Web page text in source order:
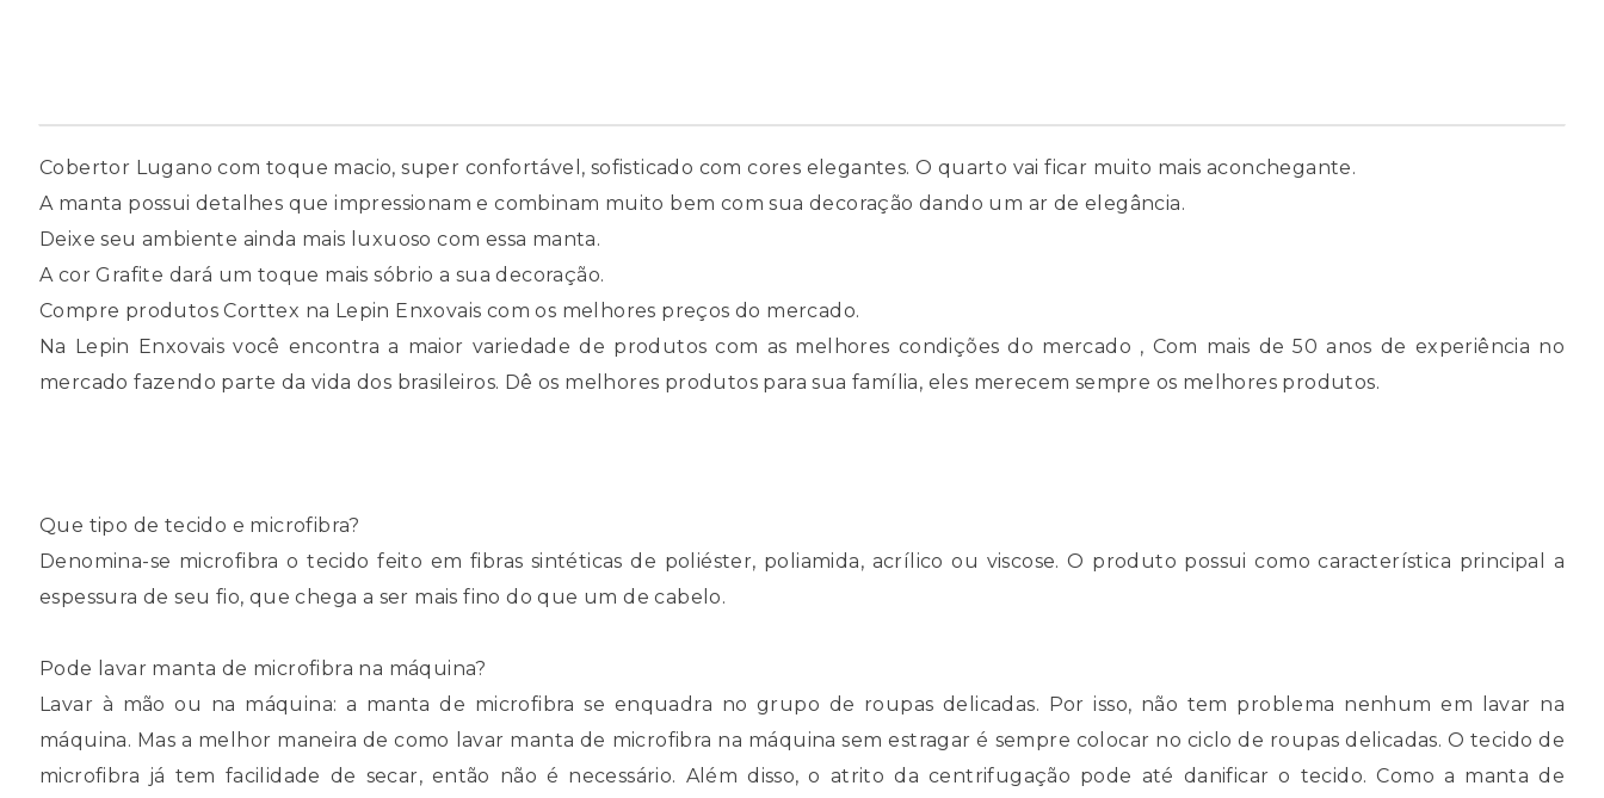
Cobertor Lugano com toque macio, super confortável, sofisticado com cores elegantes. O quarto vai ficar muito mais aconchegante.
A manta possui detalhes que impressionam e combinam muito bem com sua decoração dando um ar de elegância.
Deixe seu ambiente ainda mais luxuoso com essa manta.
A cor Grafite dará um toque mais sóbrio a sua decoração.
Compre produtos Corttex na Lepin Enxovais com os melhores preços do mercado.
Na Lepin Enxovais você encontra a maior variedade de produtos com as melhores condições do mercado , Com mais de 50 anos de experiência no
mercado fazendo parte da vida dos brasileiros. Dê os melhores produtos para sua família, eles merecem sempre os melhores produtos.
Que tipo de tecido e microfibra?
Denomina-se microfibra o tecido feito em fibras sintéticas de poliéster, poliamida, acrílico ou viscose. O produto possui como característica principal a
espessura de seu fio, que chega a ser mais fino do que um de cabelo.
Pode lavar manta de microfibra na máquina?
Lavar à mão ou na máquina: a manta de microfibra se enquadra no grupo de roupas delicadas. Por isso, não tem problema nenhum em lavar na
máquina. Mas a melhor maneira de como lavar manta de microfibra na máquina sem estragar é sempre colocar no ciclo de roupas delicadas. O tecido de
microfibra já tem facilidade de secar, então não é necessário. Além disso, o atrito da centrifugação pode até danificar o tecido. Como a manta de